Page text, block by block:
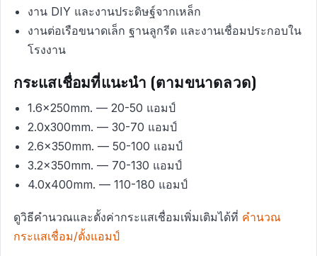
งาน DIY และงานประดิษฐ์จากเหล็ก
งานต่อเรือขนาดเล็ก ฐานลูกรีด และงานเชื่อมประกอบใน
โรงงาน
กระแสเชื่อมที่แนะนำ (ตามขนาดลวด)
1.6x250mm. — 20-50 แอมป์
2.0x300mm. — 30-70 แอมป์
2.6x350mm. — 50-100 แอมป์
3.2x350mm. — 70-130 แอมป์
4.0x400mm. — 110-180 แอมป์
ดูวิธีคำนวณและตั้งค่ากระแสเชื่อมเพิ่มเติมได้ที่ คำนวณ
กระแสเชื่อม/ตั้งแอมป์